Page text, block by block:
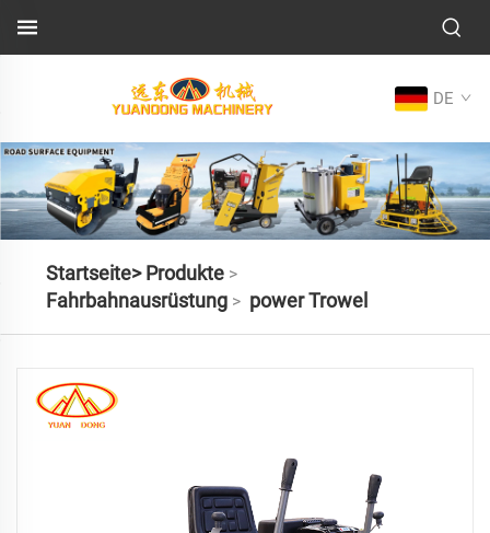
DE
Startseite> Produkte>
Fahrbahnausrüstung> power Trowel